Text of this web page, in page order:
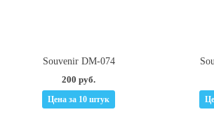
Souvenir DM-074
200 руб.
Цена за 10 штук